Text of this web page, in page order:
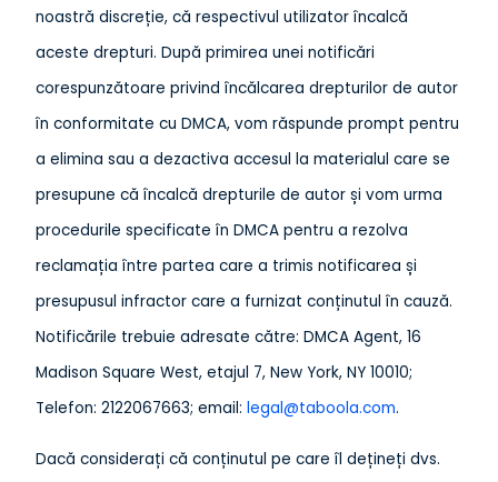
noastră discreție, că respectivul utilizator încalcă
aceste drepturi. După primirea unei notificări
corespunzătoare privind încălcarea drepturilor de autor
în conformitate cu DMCA, vom răspunde prompt pentru
a elimina sau a dezactiva accesul la materialul care se
presupune că încalcă drepturile de autor și vom urma
procedurile specificate în DMCA pentru a rezolva
reclamația între partea care a trimis notificarea și
presupusul infractor care a furnizat conținutul în cauză.
Notificările trebuie adresate către: DMCA Agent, 16
Madison Square West, etajul 7, New York, NY 10010;
Telefon: 2122067663; email: legal@taboola.com.
Dacă considerați că conținutul pe care îl dețineți dvs.